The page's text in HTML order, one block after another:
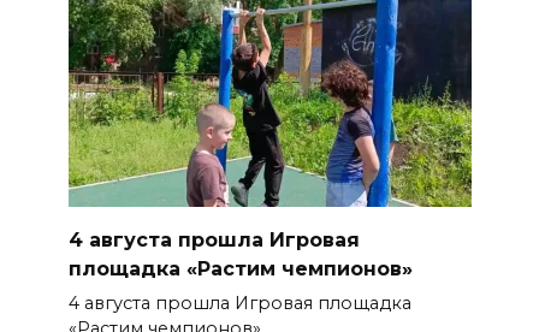
4 августа прошла Игровая
площадка «Растим чемпионов»
4 августа прошла Игровая площадка